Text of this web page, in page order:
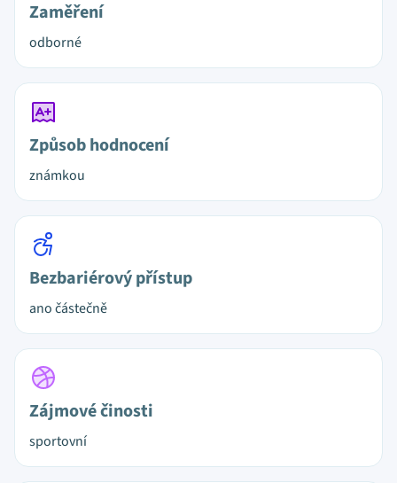
Zaměření
odborné
Způsob hodnocení
známkou
Bezbariérový přístup
ano částečně
Zájmové činosti
sportovní